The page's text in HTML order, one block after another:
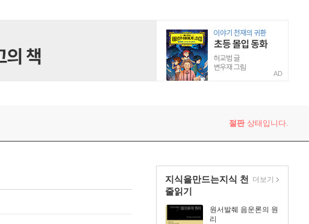
AD
절판상태입니다.
지식을만드는지식 천
줄읽기
원서발췌 음운론의 원
리
더보기